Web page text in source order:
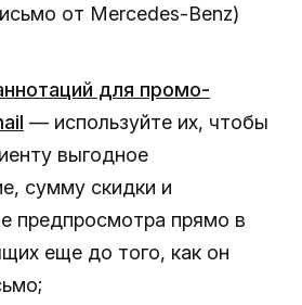
от Mercedes-Benz)
для промо-
— используйте их, чтобы
выгодное
сумму скидки и
предпросмотра прямо в
еще до того, как он